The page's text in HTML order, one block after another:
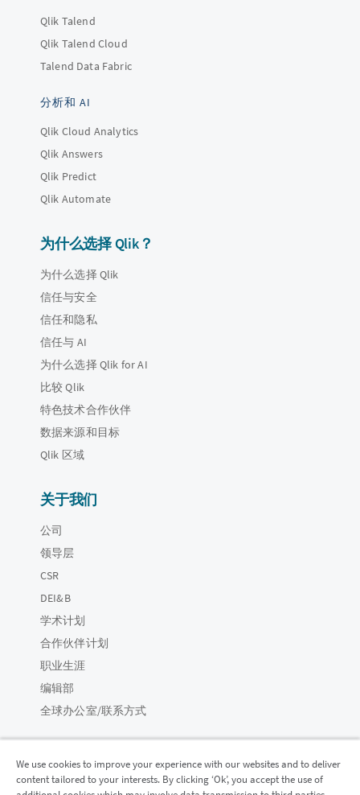
Qlik Talend
Qlik Talend Cloud
Talend Data Fabric
分析和 AI
Qlik Cloud Analytics
Qlik Answers
Qlik Predict
Qlik Automate
为什么选择 Qlik？
为什么选择 Qlik
信任与安全
信任和隐私
信任与 AI
为什么选择 Qlik for AI
比较 Qlik
特色技术合作伙伴
数据来源和目标
Qlik 区域
关于我们
公司
领导层
CSR
DEI&B
学术计划
合作伙伴计划
职业生涯
编辑部
全球办公室/联系方式
We use cookies to improve your experience with our websites and to deliver
content tailored to your interests. By clicking ‘Ok’, you accept the use of